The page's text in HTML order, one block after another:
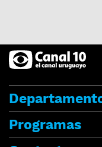
Programas